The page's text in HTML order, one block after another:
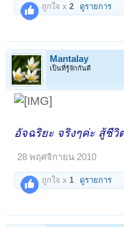
ถูกใจ x2 ดูรายการ
Mantalay
เป็นที่รู้จักกันดี
อัจฉริยะ จริงๆค่ะ สู้ชีวิ
28 พฤศจิกายน 2010
ถูกใจ x1 ดูรายการ